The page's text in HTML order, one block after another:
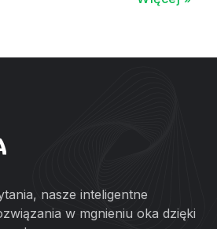
nasze inteligentne
w mgnieniu oka dzięki